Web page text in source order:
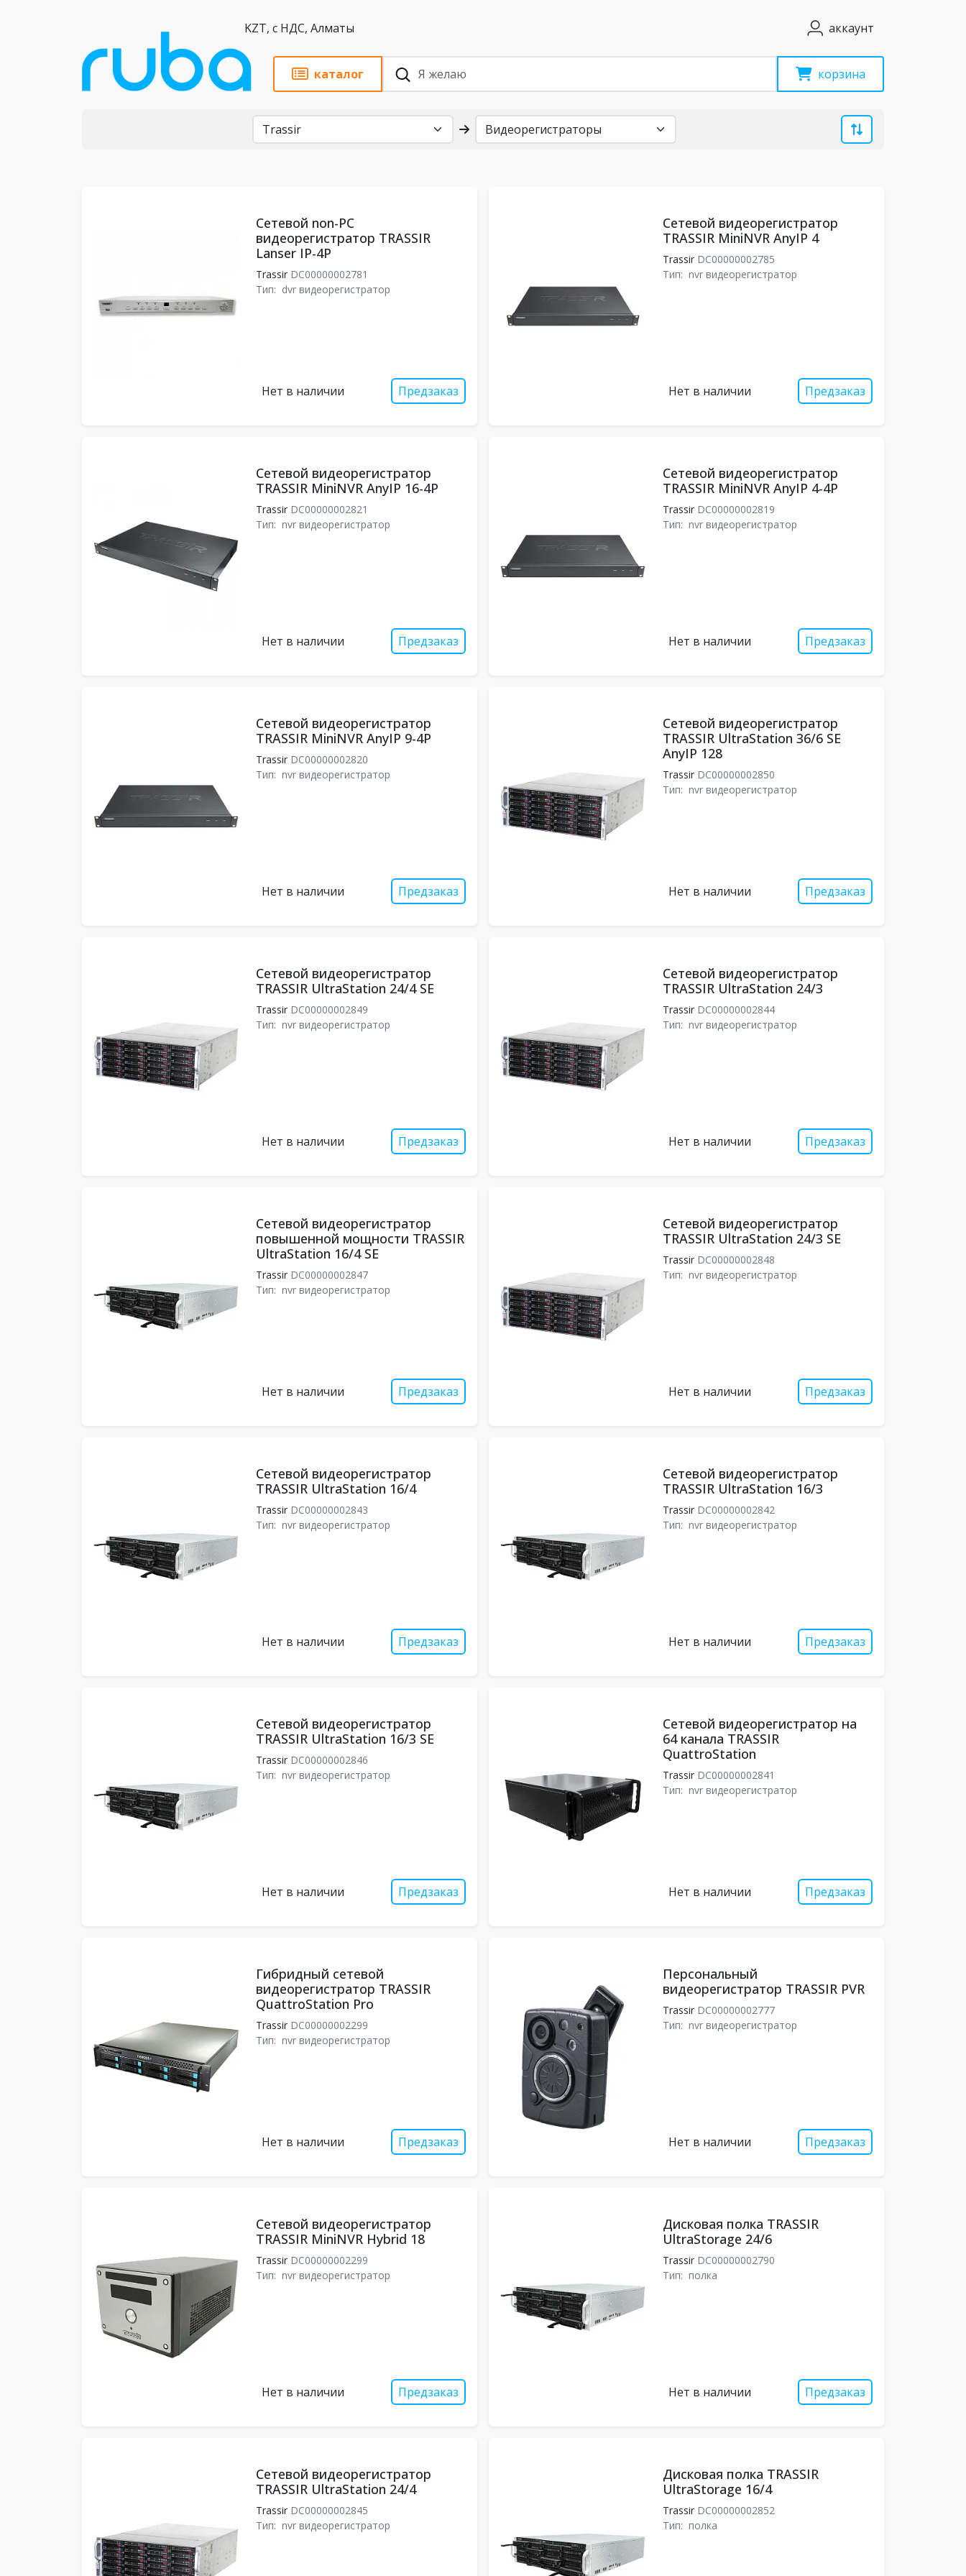
KZT, с НДС, Алматы аккаунт
каталог корзина
Сетевой non-PC
видеорегистратор TRASSIR
Lanser IP-4P
TrassirDC00000002781
Тип: dvr видеорегистратор
Нет в наличии Предзаказ
Сетевой видеорегистратор
TRASSIR MiniNVR AnyIP 4
TrassirDC00000002785
Тип: nvr видеорегистратор
Нет в наличии Предзаказ
Сетевой видеорегистратор
TRASSIR MiniNVR AnyIP 16-4P
TrassirDC00000002821
Тип: nvr видеорегистратор
Нет в наличии Предзаказ
Сетевой видеорегистратор
TRASSIR MiniNVR AnyIP 4-4P
TrassirDC00000002819
Тип: nvr видеорегистратор
Нет в наличии Предзаказ
Сетевой видеорегистратор
TRASSIR MiniNVR AnyIP 9-4P
TrassirDC00000002820
Тип: nvr видеорегистратор
Нет в наличии Предзаказ
Сетевой видеорегистратор
TRASSIR UltraStation 36/6 SE
AnyIP 128
TrassirDC00000002850
Тип: nvr видеорегистратор
Нет в наличии Предзаказ
Сетевой видеорегистратор
TRASSIR UltraStation 24/4 SE
TrassirDC00000002849
Тип: nvr видеорегистратор
Нет в наличии Предзаказ
Сетевой видеорегистратор
TRASSIR UltraStation 24/3
TrassirDC00000002844
Тип: nvr видеорегистратор
Нет в наличии Предзаказ
Сетевой видеорегистратор
повышенной мощности TRASSIR
UltraStation 16/4 SE
TrassirDC00000002847
Тип: nvr видеорегистратор
Нет в наличии Предзаказ
Сетевой видеорегистратор
TRASSIR UltraStation 24/3 SE
TrassirDC00000002848
Тип: nvr видеорегистратор
Нет в наличии Предзаказ
Сетевой видеорегистратор
TRASSIR UltraStation 16/4
TrassirDC00000002843
Тип: nvr видеорегистратор
Нет в наличии Предзаказ
Сетевой видеорегистратор
TRASSIR UltraStation 16/3
TrassirDC00000002842
Тип: nvr видеорегистратор
Нет в наличии Предзаказ
Сетевой видеорегистратор
TRASSIR UltraStation 16/3 SE
TrassirDC00000002846
Тип: nvr видеорегистратор
Нет в наличии Предзаказ
Сетевой видеорегистратор на
64 канала TRASSIR
QuattroStation
TrassirDC00000002841
Тип: nvr видеорегистратор
Нет в наличии Предзаказ
Гибридный сетевой
видеорегистратор TRASSIR
QuattroStation Pro
TrassirDC00000002299
Тип: nvr видеорегистратор
Нет в наличии Предзаказ
Персональный
видеорегистратор TRASSIR PVR
TrassirDC00000002777
Тип: nvr видеорегистратор
Нет в наличии Предзаказ
Сетевой видеорегистратор
TRASSIR MiniNVR Hybrid 18
TrassirDC00000002299
Тип: nvr видеорегистратор
Нет в наличии Предзаказ
Дисковая полка TRASSIR
UltraStorage 24/6
TrassirDC00000002790
Тип: полка
Нет в наличии Предзаказ
Сетевой видеорегистратор
TRASSIR UltraStation 24/4
TrassirDC00000002845
Тип: nvr видеорегистратор
Дисковая полка TRASSIR
UltraStorage 16/4
TrassirDC00000002852
Тип: полка